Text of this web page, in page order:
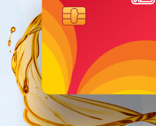
Статьи
Цена бензина и ДТ
Личный кабинет
Карта АЗС
Получить консультацию